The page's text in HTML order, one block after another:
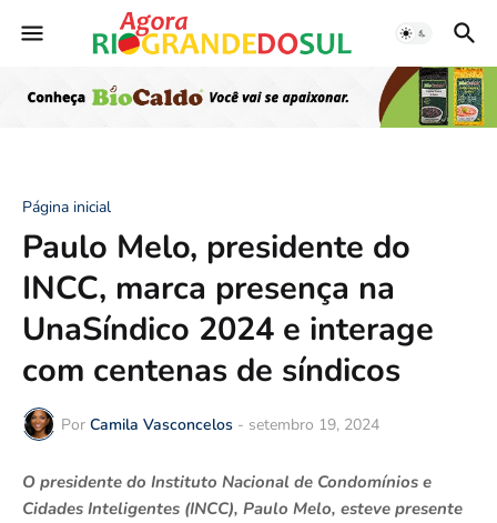
Página inicial
Paulo Melo, presidente do
INCC, marca presença na
UnaSíndico 2024 e interage
com centenas de síndicos
Por Camila Vasconcelos - setembro 19, 2024
O presidente do Instituto Nacional de Condomínios e
Cidades Inteligentes (INCC), Paulo Melo, esteve presente